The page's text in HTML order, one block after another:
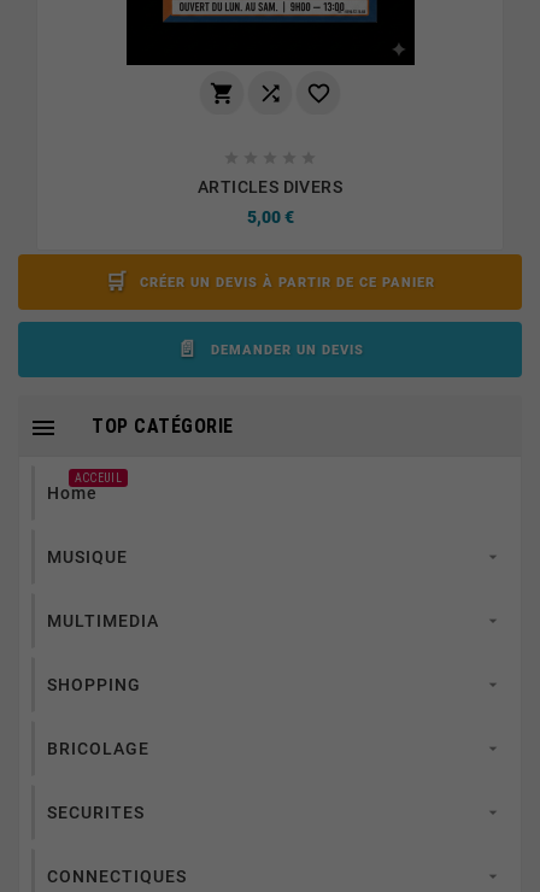
  
ARTICLES DIVERS
5,00 €
CRÉER UN DEVIS À PARTIR DE CE PANIER
DEMANDER UN DEVIS
TOP CATÉGORIE

Home
ACCEUIL
MUSIQUE 
MULTIMEDIA 
SHOPPING 
BRICOLAGE 
SECURITES 
CONNECTIQUES 